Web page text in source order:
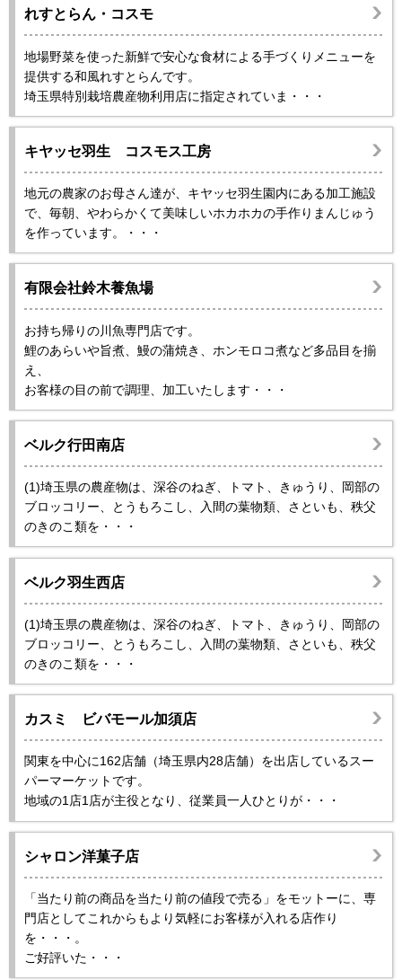
れすとらん・コスモ
地場野菜を使った新鮮で安心な食材による手づくりメニューを
提供する和風れすとらんです。
埼玉県特別栽培農産物利用店に指定されていま・・・
キヤッセ羽生 コスモス工房
地元の農家のお母さん達が、キヤッセ羽生園内にある加工施設
で、毎朝、やわらかくて美味しいホカホカの手作りまんじゅう
を作っています。・・・
有限会社鈴木養魚場
お持ち帰りの川魚専門店です。
鯉のあらいや旨煮、鰻の蒲焼き、ホンモロコ煮など多品目を揃
え、
お客様の目の前で調理、加工いたします・・・
ベルク行田南店
(1)埼玉県の農産物は、深谷のねぎ、トマト、きゅうり、岡部の
ブロッコリー、とうもろこし、入間の葉物類、さといも、秩父
のきのこ類を・・・
ベルク羽生西店
(1)埼玉県の農産物は、深谷のねぎ、トマト、きゅうり、岡部の
ブロッコリー、とうもろこし、入間の葉物類、さといも、秩父
のきのこ類を・・・
カスミ ビバモール加須店
関東を中心に162店舗（埼玉県内28店舗）を出店しているスー
パーマーケットです。
地域の1店1店が主役となり、従業員一人ひとりが・・・
シャロン洋菓子店
「当たり前の商品を当たり前の値段で売る」をモットーに、専
門店としてこれからもより気軽にお客様が入れる店作り
を・・・。
ご好評いた・・・